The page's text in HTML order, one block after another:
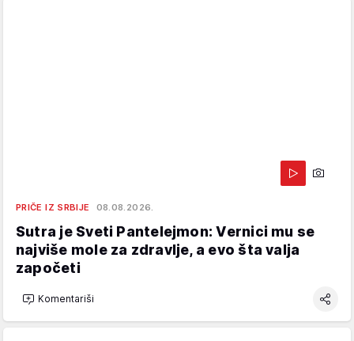
PRIČE IZ SRBIJE 08.08.2026.
Sutra je Sveti Pantelejmon: Vernici mu se
najviše mole za zdravlje, a evo šta valja
započeti
Komentariši